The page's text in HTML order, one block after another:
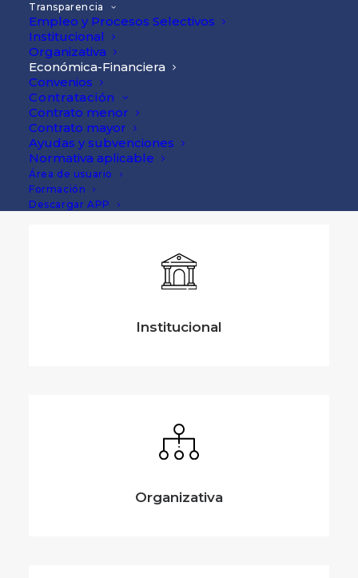
Transparencia
Empleo y Procesos Selectivos
Institucional
Organizativa
Económica-Financiera
Convenios
Contratación
Contrato menor
Contrato mayor
Ayudas y subvenciones
Normativa aplicable
Área de usuario
Formación
Descargar APP
Pendiente
Pendiente
Institucional
Organizativa